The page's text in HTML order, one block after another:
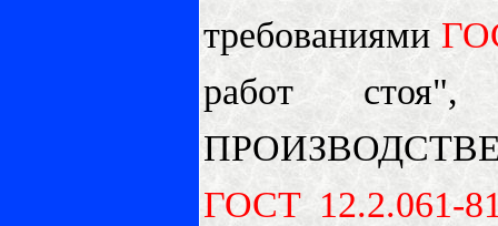
требованиями
работ
ГОСТ 12.2.061-